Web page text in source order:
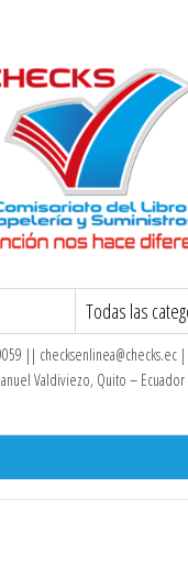
en Línea
|| checksenlinea@checks.ec
Valdiviezo, Quito – Ecuador